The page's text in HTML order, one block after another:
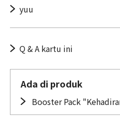
yuu
Q & A kartu ini
Ada di produk
Booster Pack